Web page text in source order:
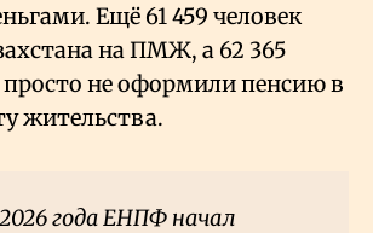
Ещё 61459 человек
на ПМЖ, а 62 365
просто не оформили пенсию в
жительства.
года ЕНПФ начал